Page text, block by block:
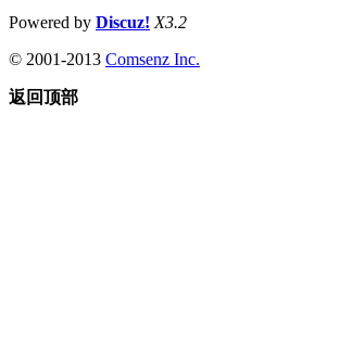
Powered by Discuz! X3.2
© 2001-2013 Comsenz Inc.
返回顶部